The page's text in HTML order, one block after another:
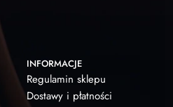
INFORMACJE
Regulamin sklepu
Dostawy i płatności